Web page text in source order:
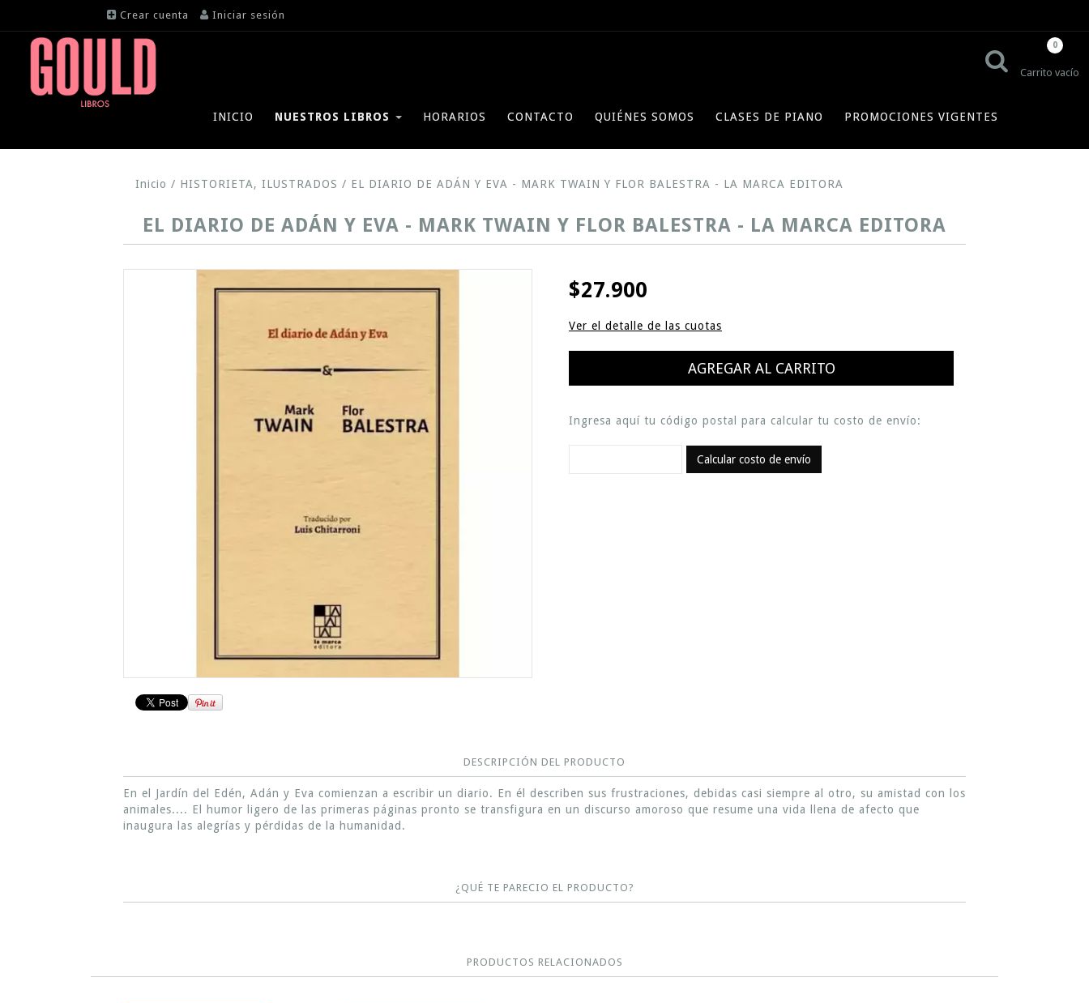
Crear cuenta Iniciar sesión
Carrito vacío
0
INICIO NUESTROS LIBROS HORARIOS CONTACTO QUIÉNES SOMOS CLASES DE PIANO PROMOCIONES VIGENTES
Inicio / HISTORIETA, ILUSTRADOS / EL DIARIO DE ADÁN Y EVA - MARK TWAIN Y FLOR BALESTRA - LA MARCA EDITORA
EL DIARIO DE ADÁN Y EVA - MARK TWAIN Y FLOR BALESTRA - LA MARCA EDITORA
$27.900
Ver el detalle de las cuotas
Ingresa aquí tu código postal para calcular tu costo de envío:
Calcular costo de envío
DESCRIPCIÓN DEL PRODUCTO
En el Jardín del Edén, Adán y Eva comienzan a escribir un diario. En él describen sus frustraciones, debidas casi siempre al otro, su amistad con los
animales.... El humor ligero de las primeras páginas pronto se transfigura en un discurso amoroso que resume una vida llena de afecto que
inaugura las alegrías y pérdidas de la humanidad.
¿QUÉ TE PARECIO EL PRODUCTO?
PRODUCTOS RELACIONADOS